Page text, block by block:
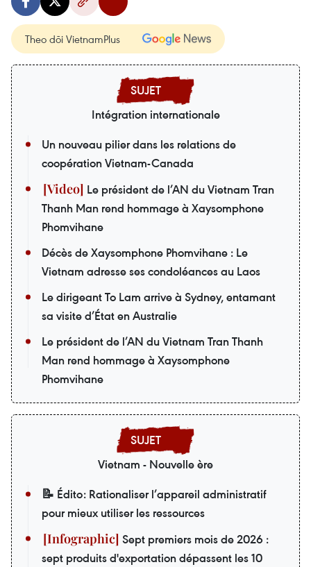
Theo dõi VietnamPlus
Intégration internationale
Un nouveau pilier dans les relations de
coopération Vietnam-Canada
Le président de l’AN du Vietnam Tran
Thanh Man rend hommage à Xaysomphone
Phomvihane
Décès de Xaysomphone Phomvihane : Le
Vietnam adresse ses condoléances au Laos
Le dirigeant To Lam arrive à Sydney, entamant
sa visite d’État en Australie
Le président de l’AN du Vietnam Tran Thanh
Man rend hommage à Xaysomphone
Phomvihane
Vietnam - Nouvelle ère
📝 Édito: Rationaliser l’appareil administratif
pour mieux utiliser les ressources
Sept premiers mois de 2026 :
sept produits d'exportation dépassent les 10